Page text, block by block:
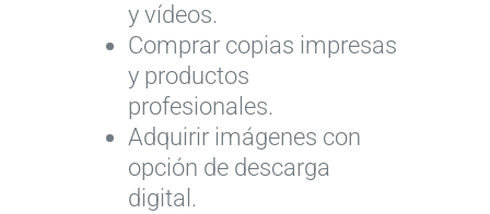
y vídeos.
Comprar copias impresas
y productos
profesionales.
Adquirir imágenes con
opción de descarga
digital.